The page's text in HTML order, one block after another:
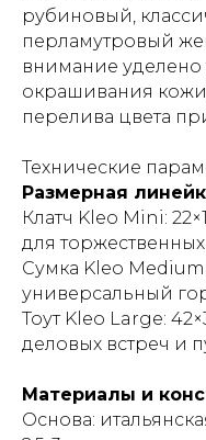
рубиновый,
перламутровый
внимание уделено
окрашивания
перелива цвета
Технические
Размерная
Клатч Kleo Mini:
для
Сумка Kleo Medium:
универсальный
Тоут Kleo Large:
деловых встреч и
Материалы и
Основа: